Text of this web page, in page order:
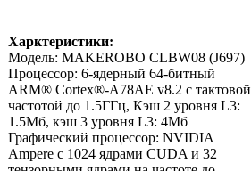
Харктеристики:
Модель: MAKEROBO CLBW08 (J697)
Процессор: 6-ядерный 64-битный
ARM® Cortex®-A78AE v8.2 с тактовой
частотой до 1.5ГГц, Кэш 2 уровня L3:
1.5Мб, кэш 3 уровня L3: 4Мб
Графический процессор: NVIDIA
Ampere с 1024 ядрами CUDA и 32